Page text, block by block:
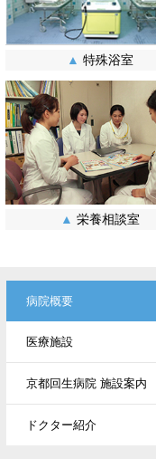
▲ 特殊浴室
▲ 栄養相談室
病院概要
医療施設
京都回生病院 施設案内
ドクター紹介